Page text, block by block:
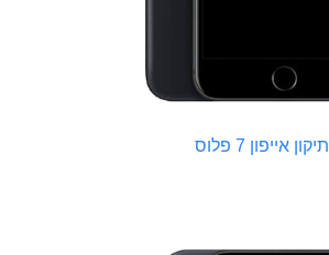
תיקון אייפון 7 פלוס